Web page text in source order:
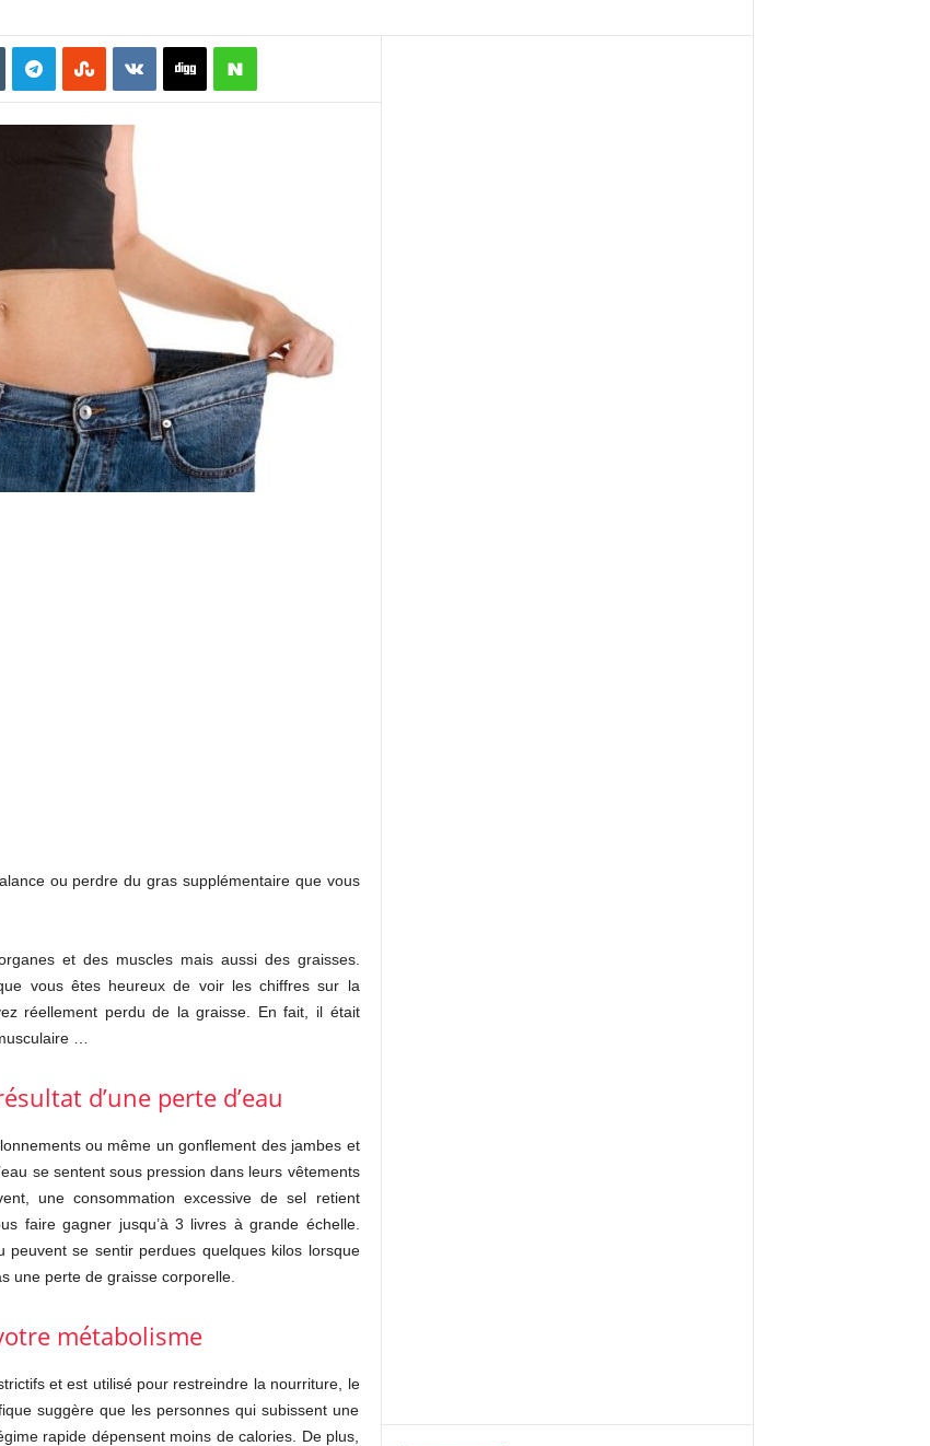
ou perdre du gras supplémentaire que vous
et des muscles mais aussi des graisses.
vous êtes heureux de voir les chiffres sur la
réellement perdu de la graisse. En fait, il était
…
d’une perte d’eau
ou même un gonflement des jambes et
se sentent sous pression dans leurs vêtements
une consommation excessive de sel retient
faire gagner jusqu’à 3 livres à grande échelle.
peuvent se sentir perdues quelques kilos lorsque
une perte de graisse corporelle.
métabolisme
et est utilisé pour restreindre la nourriture, le
suggère que les personnes qui subissent une
rapide dépensent moins de calories. De plus,